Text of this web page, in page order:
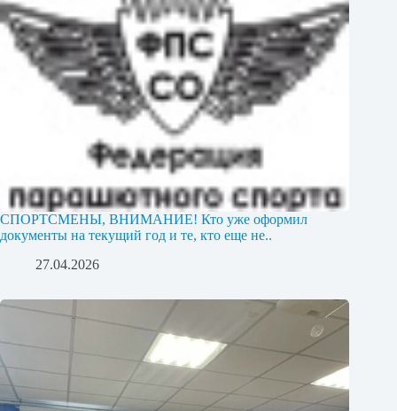
СПОРТСМЕНЫ, ВНИМАНИЕ! Кто уже оформил
документы на текущий год и те, кто еще не..
27.04.2026